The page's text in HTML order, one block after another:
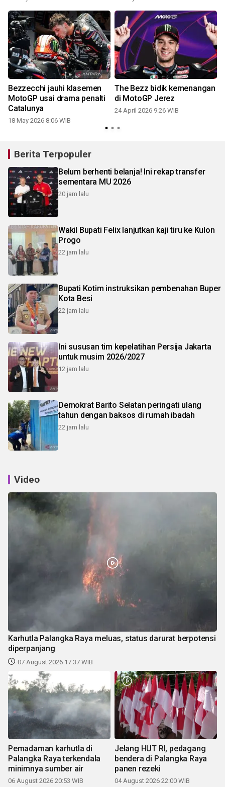
Bezzecchi jauhi klasemen
MotoGP usai drama penalti
Catalunya
18 May 2026 8:06 WIB
The Bezz bidik kemenangan
di MotoGP Jerez
24 April 2026 9:26 WIB
Berita Terpopuler
Belum berhenti belanja! Ini rekap transfer
sementara MU 2026
20 jam lalu
Wakil Bupati Felix lanjutkan kaji tiru ke Kulon
Progo
22 jam lalu
Bupati Kotim instruksikan pembenahan Buper
Kota Besi
22 jam lalu
Ini sususan tim kepelatihan Persija Jakarta
untuk musim 2026/2027
12 jam lalu
Demokrat Barito Selatan peringati ulang
tahun dengan baksos di rumah ibadah
22 jam lalu
Video
Karhutla Palangka Raya meluas, status darurat berpotensi
diperpanjang
07 August 2026 17:37 WIB
Pemadaman karhutla di
Palangka Raya terkendala
minimnya sumber air
06 August 2026 20:53 WIB
Jelang HUT RI, pedagang
bendera di Palangka Raya
panen rezeki
04 August 2026 22:00 WIB